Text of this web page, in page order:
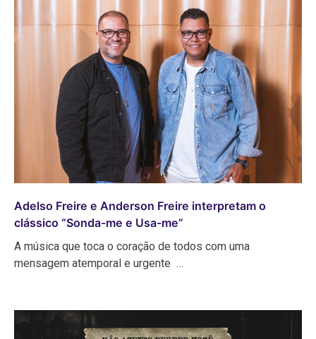
Adelso Freire e Anderson Freire interpretam o
clássico “Sonda-me e Usa-me”
A música que toca o coração de todos com uma
mensagem atemporal e urgente …